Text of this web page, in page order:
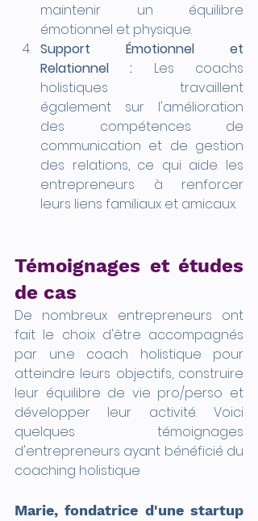
maintenir un équilibre
émotionnel et physique.
Support Émotionnel et
Relationnel : Les coachs
holistiques travaillent
également sur l'amélioration
des compétences de
communication et de gestion
des relations, ce qui aide les
entrepreneurs à renforcer
leurs liens familiaux et amicaux.
Témoignages et études
de cas
De nombreux entrepreneurs ont
fait le choix d'être accompagnés
par un.e coach holistique pour
atteindre leurs objectifs, construire
leur équilibre de vie pro/perso et
développer leur activité. Voici
quelques témoignages
d'entrepreneurs ayant bénéficié du
coaching holistique
Marie, fondatrice d'une startup